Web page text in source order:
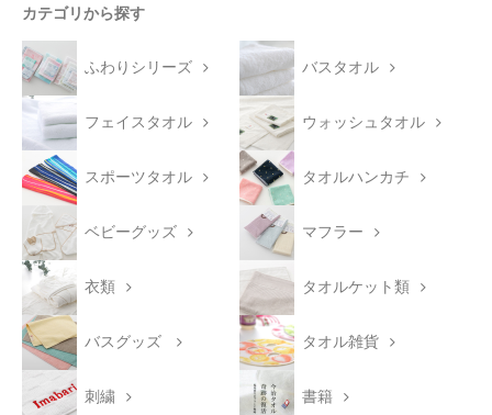
カテゴリから探す
ふわりシリーズ バスタオル
フェイスタオル ウォッシュタオル
スポーツタオル タオルハンカチ
ベビーグッズ マフラー
衣類 タオルケット類
バスグッズ タオル雑貨
刺繍 書籍